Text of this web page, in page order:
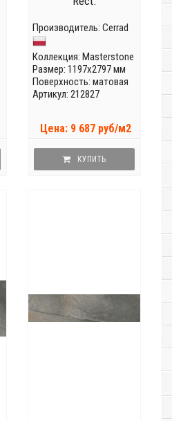
Производитель: Cerrad
Коллекция: Masterstone
Размер: 1197x2797 мм
Поверхность: матовая
Артикул: 212827
Цена: 9 687 руб/м2
КУПИТЬ